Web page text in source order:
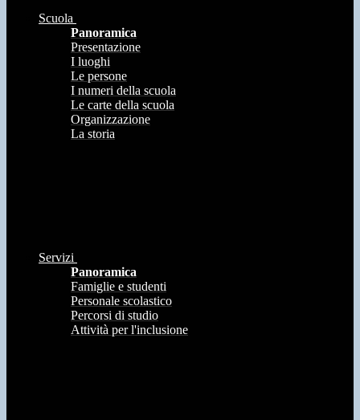
Scuola
Panoramica
Presentazione
I luoghi
Le persone
I numeri della scuola
Le carte della scuola
Organizzazione
La storia
Servizi
Panoramica
Famiglie e studenti
Personale scolastico
Percorsi di studio
Attività per l'inclusione